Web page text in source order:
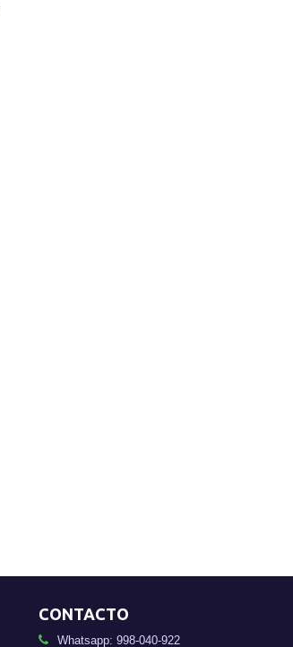
CONTACTO
Whatsapp: 998-040-922